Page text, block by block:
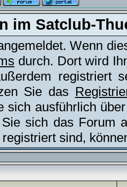
im Satclub-
Wenn
durch. Dort wird
registriert
Sie das
sich ausführlich
sich das Forum
sind,